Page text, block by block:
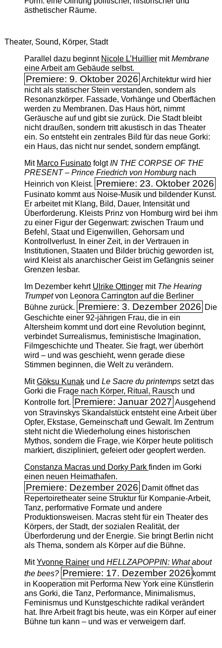
ästhetischer Räume.
Theater, Sound, Körper, Stadt
Parallel dazu beginnt Nicole L’Huilliermit ­Membrane
eine Arbeit am Gebäude selbst.
Premiere: 9. Oktober 2026 Architektur wird hier
nicht als statischer Stein verstanden, sondern als
Resonanzkörper. Fassade, Vorhänge und Oberflächen
werden zu Membranen. Das Haus hört, nimmt
Geräusche auf und gibt sie zurück. Die Stadt bleibt
nicht draußen, sondern tritt akustisch in das Theater
ein. So entsteht ein zentrales Bild für das neue Gorki:
ein Haus, das nicht nur sendet, sondern empfängt.
Mit Marco FusinatofolgtIN THE CORPSE OF THE
PRESENT – Prince Friedrich von Homburgnach
Heinrich von Kleist. Premiere: 23. Oktober 2026
Fusinato kommt aus Noise-Musik und bildender Kunst.
Er arbeitet mit Klang, Bild, Dauer, Intensität und
Überforderung. Kleists Prinz von Homburg wird bei ihm
zu einer Figur der Gegenwart: zwischen Traum und
Befehl, Staat und Eigenwillen, Gehorsam und
Kontrollverlust. In einer Zeit, in der Vertrauen in
Institutionen, Staaten und Bilder brüchig geworden ist,
wird Kleist als anarchischer Geist im Gefängnis seiner
Grenzen lesbar.
Im Dezember kehrt Ulrike Ottingermit The ­Hearing
Trumpetvon Leonora Carrington auf die Berliner
Bühne zurück. Premiere: 3. Dezember 2026 Die
Geschichte einer 92-jährigen Frau, die in ein
Altersheim kommt und dort eine Revolution beginnt,
verbindet Surrealismus, feministische Imagination,
Filmgeschichte und Theater. Sie fragt, wer überhört
wird – und was geschieht, wenn gerade diese
Stimmen beginnen, die Welt zu verändern.
MitGöksu Kunakund Le Sacre du printempssetzt das
Gorki die Frage nach Körper, Ritual, Rausch und
Kontrolle fort. Premiere: Januar 2027 Ausgehend
von Stravinskys Skandalstück entsteht eine Arbeit über
Opfer, Ekstase, Gemeinschaft und Gewalt. Im Zentrum
steht nicht die Wiederholung eines historischen
Mythos, sondern die Frage, wie Körper heute politisch
markiert, diszipliniert, gefeiert oder geopfert werden.
Constanza Macras und Dorky Park finden im Gorki
einen neuen Heimathafen.
Premiere: Dezember 2026 Damit öffnet das
Repertoiretheater seine Struktur für Kompanie-Arbeit,
Tanz, performative Formate und andere
Produktionsweisen. Macras steht für ein Theater des
Körpers, der Stadt, der sozialen Realität, der
Überforderung und der Energie. Sie bringt Berlin nicht
als Thema, sondern als Körper auf die Bühne.
MitYvonne Rainerund HELLZAPOPPIN: What about
the bees? Premiere: 17. Dezember 2026 kommt
in Kooperation mit Performa New York eine Künstlerin
ans Gorki, die Tanz, Performance, Minimalismus,
Feminismus und Kunstgeschichte radikal verändert
hat. Ihre Arbeit fragt bis heute, was ein Körper auf einer
Bühne tun kann – und was er verweigern darf.